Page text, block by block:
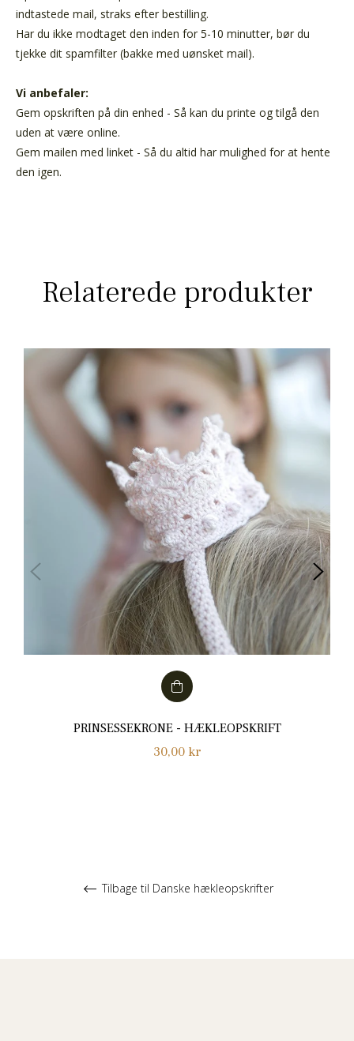
indtastede mail, straks efter bestilling.
Har du ikke modtaget den inden for 5-10 minutter, bør du
tjekke dit spamfilter (bakke med uønsket mail).
Vi anbefaler:
Gem opskriften på din enhed - Så kan du printe og tilgå den
uden at være online.
Gem mailen med linket - Så du altid har mulighed for at hente
den igen.
Relaterede produkter
PRINSESSEKRONE - HÆKLEOPSKRIFT
Normalpris
30,00 kr
Tilbage til Danske hækleopskrifter